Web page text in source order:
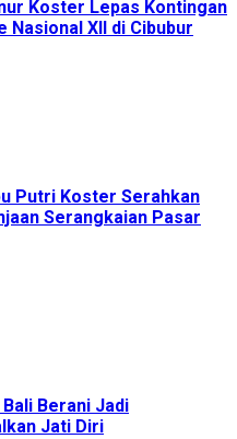
Koster Lepas Kontingan
Nasional XII di Cibubur
Putri Koster Serahkan
Serangkaian Pasar
Berani Jadi
Jati Diri